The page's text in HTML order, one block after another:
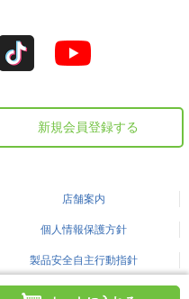
新規会員登録する
店舗案内
個人情報保護方針
製品安全自主行動指針